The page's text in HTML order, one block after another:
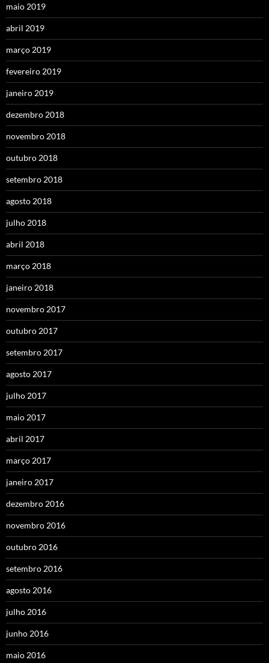
maio 2019
abril 2019
março 2019
fevereiro 2019
janeiro 2019
dezembro 2018
novembro 2018
outubro 2018
setembro 2018
agosto 2018
julho 2018
abril 2018
março 2018
janeiro 2018
novembro 2017
outubro 2017
setembro 2017
agosto 2017
julho 2017
maio 2017
abril 2017
março 2017
janeiro 2017
dezembro 2016
novembro 2016
outubro 2016
setembro 2016
agosto 2016
julho 2016
junho 2016
maio 2016